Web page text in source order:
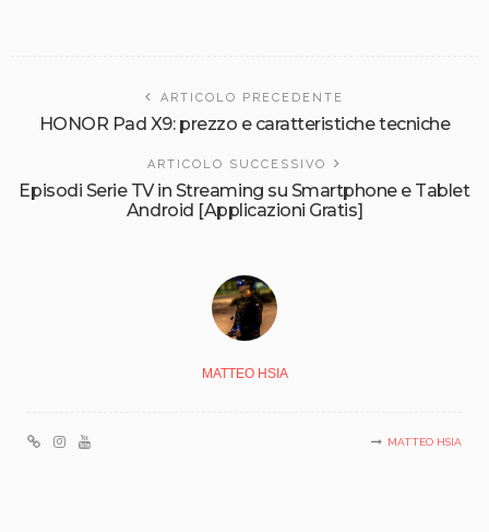
ARTICOLO PRECEDENTE
HONOR Pad X9: prezzo e caratteristiche tecniche
ARTICOLO SUCCESSIVO
Episodi Serie TV in Streaming su Smartphone e Tablet
Android [Applicazioni Gratis]
MATTEO HSIA
MATTEO HSIA